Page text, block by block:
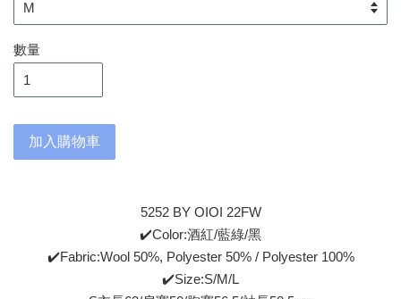
數量
加入購物車
5252 BY OIOI 22FW
✔️Color:酒紅/藍綠/黑
✔️Fabric:Wool 50%, Polyester 50% / Polyester 100%
✔️Size:S/M/L